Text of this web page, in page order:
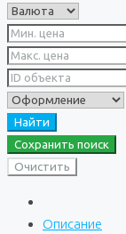
Найти
Сохранить поиск
Очистить
Описание